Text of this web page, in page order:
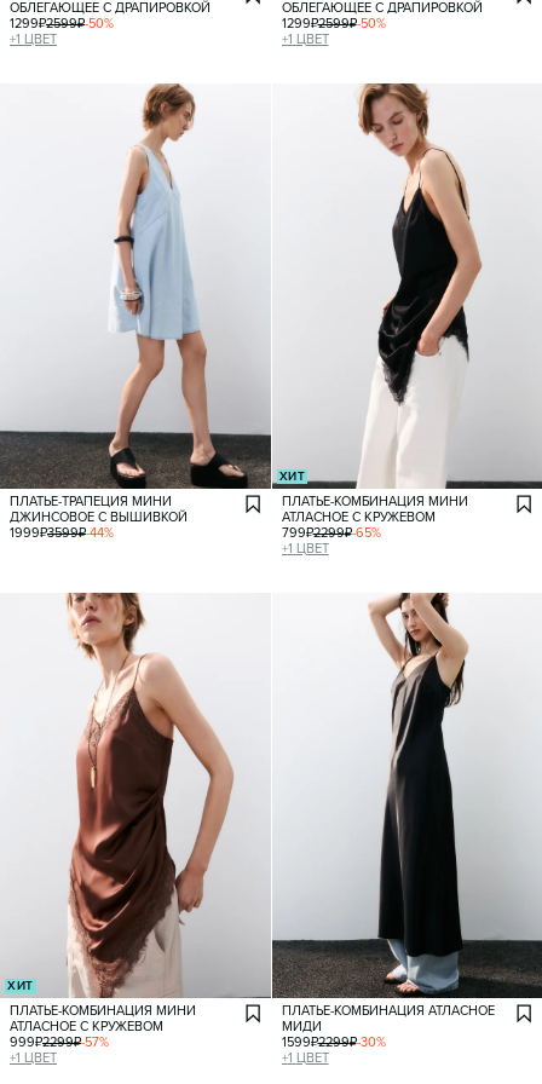
ОБЛЕГАЮЩЕЕ С ДРАПИРОВКОЙ
1299₽2599₽-50%
+1 ЦВЕТ
ОБЛЕГАЮЩЕЕ С ДРАПИРОВКОЙ
1299₽2599₽-50%
+1 ЦВЕТ
ПЛАТЬЕ-ТРАПЕЦИЯ МИНИ
ДЖИНСОВОЕ С ВЫШИВКОЙ
1999₽3599₽-44%
ХИТ
ПЛАТЬЕ-КОМБИНАЦИЯ МИНИ
АТЛАСНОЕ С КРУЖЕВОМ
799₽2299₽-65%
+1 ЦВЕТ
ХИТ
ПЛАТЬЕ-КОМБИНАЦИЯ МИНИ
АТЛАСНОЕ С КРУЖЕВОМ
999₽2299₽-57%
+1 ЦВЕТ
ПЛАТЬЕ-КОМБИНАЦИЯ АТЛАСНОЕ
МИДИ
1599₽2299₽-30%
+1 ЦВЕТ